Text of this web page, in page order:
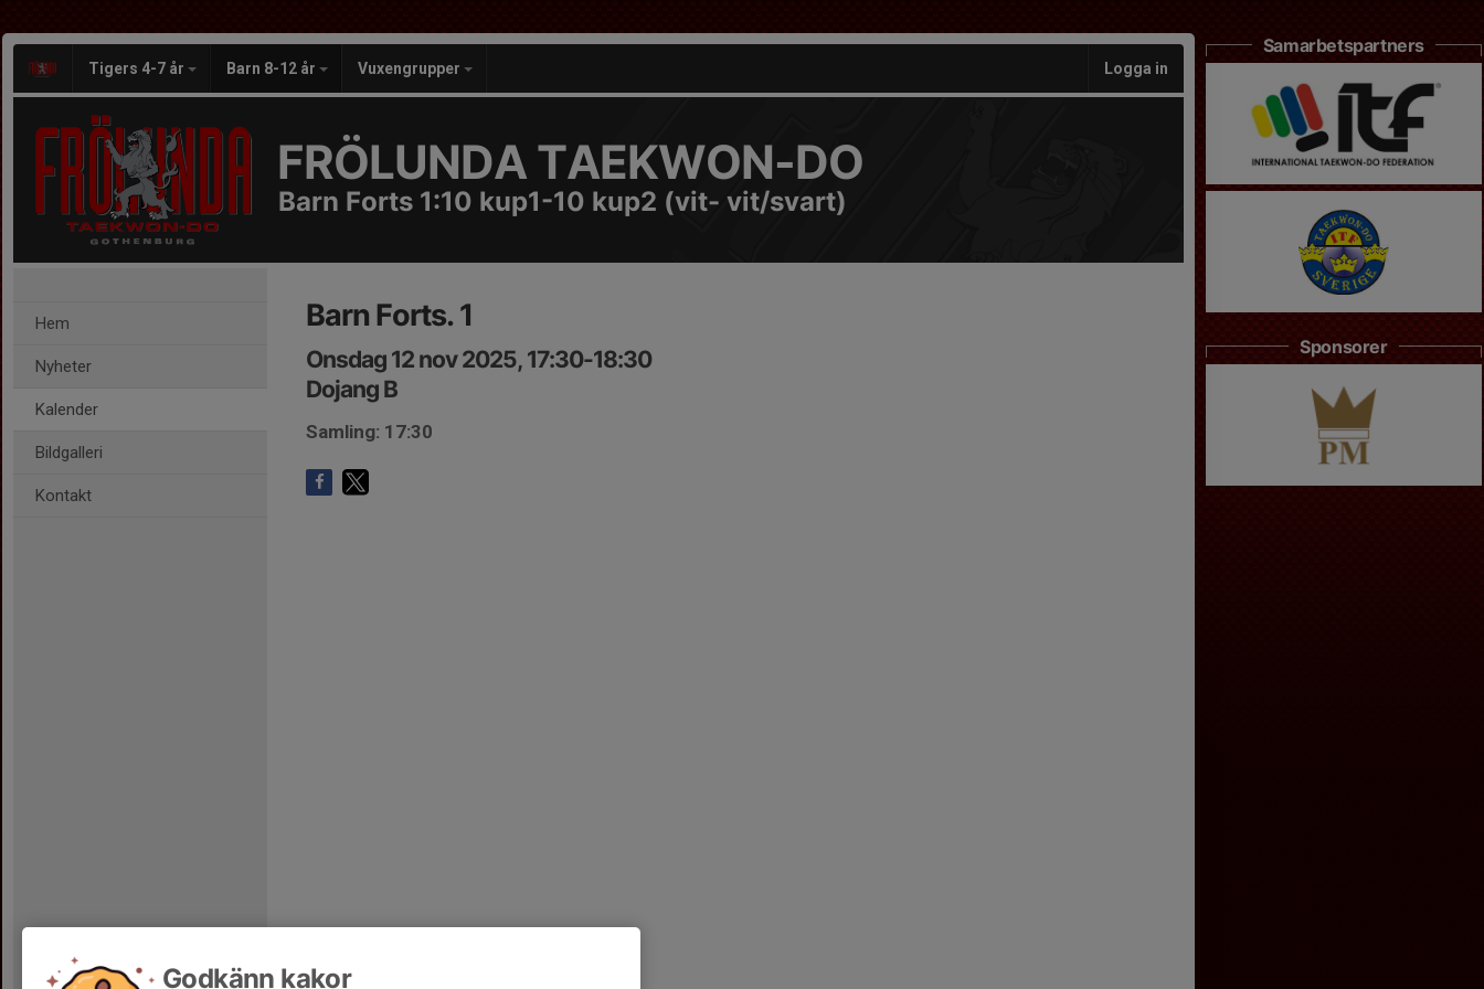
Tigers 4-7 år Barn 8-12 år Vuxengrupper Logga in
FRÖLUNDA TAEKWON-DO
Barn Forts 1:10 kup1-10 kup2 (vit- vit/svart)
Hem
Nyheter
Kalender
Bildgalleri
Kontakt
Barn Forts. 1
Onsdag 12 nov 2025, 17:30-18:30
Dojang B
Samling: 17:30
Samarbetspartners
Sponsorer
Godkänn kakor